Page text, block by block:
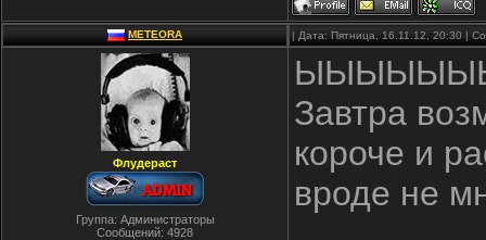
METEORA | Дата: Пятница, 16.11.12, 20:30 |
Флудераст
Группа: Администраторы
Сообщений: 4928
Завтра
короче и
вроде не